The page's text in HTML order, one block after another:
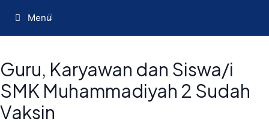
Menu
Guru, Karyawan dan Siswa/i
SMK Muhammadiyah 2 Sudah
Vaksin